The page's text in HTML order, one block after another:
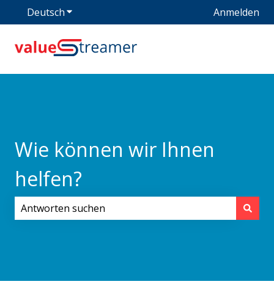
DeutschUntermenü für Übersetzungen anzeigen
Anmelden
Wie können wir Ihnen
helfen?